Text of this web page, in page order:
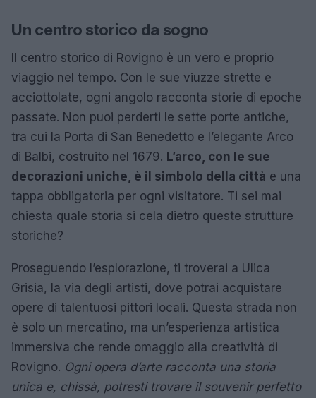
Un centro storico da sogno
Il centro storico di Rovigno è un vero e proprio
viaggio nel tempo. Con le sue viuzze strette e
acciottolate, ogni angolo racconta storie di epoche
passate. Non puoi perderti le sette porte antiche,
tra cui la Porta di San Benedetto e l’elegante Arco
di Balbi, costruito nel 1679. L’arco, con le sue
decorazioni uniche, è il simbolo della città e una
tappa obbligatoria per ogni visitatore. Ti sei mai
chiesta quale storia si cela dietro queste strutture
storiche?
Proseguendo l’esplorazione, ti troverai a Ulica
Grisia, la via degli artisti, dove potrai acquistare
opere di talentuosi pittori locali. Questa strada non
è solo un mercatino, ma un’esperienza artistica
immersiva che rende omaggio alla creatività di
Rovigno. Ogni opera d’arte racconta una storia
unica e, chissà, potresti trovare il souvenir perfetto